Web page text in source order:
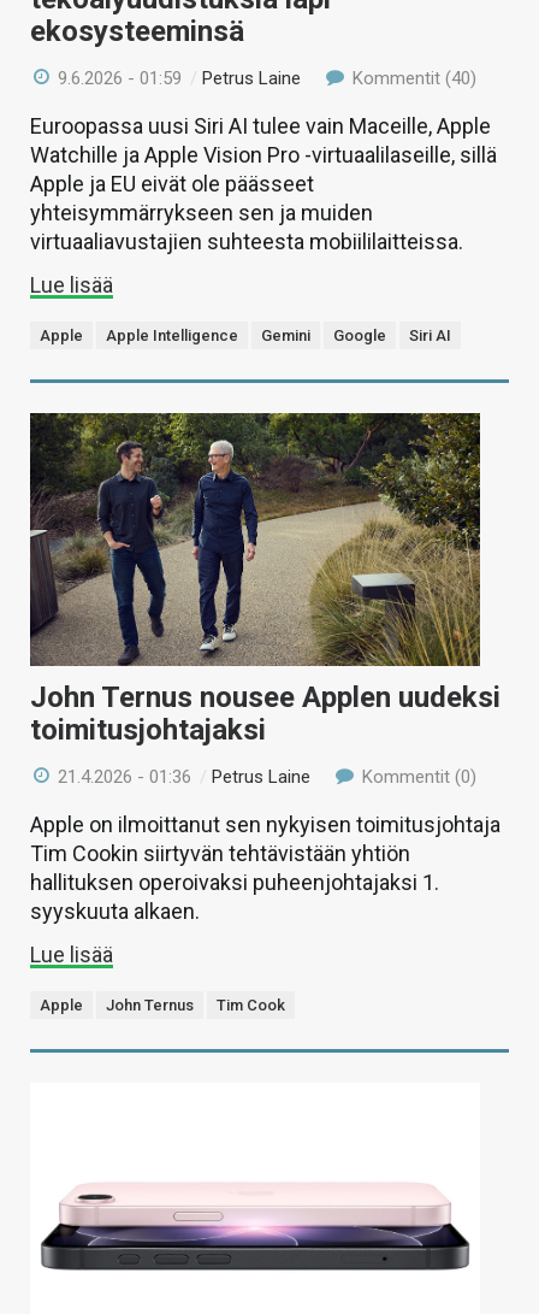
ekosysteeminsä
9.6.2026 - 01:59 /Petrus Laine Kommentit (40)
Euroopassa uusi Siri AI tulee vain Maceille, Apple
Watchille ja Apple Vision Pro -virtuaalilaseille, sillä
Apple ja EU eivät ole päässeet
yhteisymmärrykseen sen ja muiden
virtuaaliavustajien suhteesta mobiililaitteissa.
Lue lisää
Apple Apple Intelligence Gemini Google Siri AI
John Ternus nousee Applen uudeksi
toimitusjohtajaksi
21.4.2026 - 01:36 / Petrus Laine Kommentit (0)
Apple on ilmoittanut sen nykyisen toimitusjohtaja
Tim Cookin siirtyvän tehtävistään yhtiön
hallituksen operoivaksi puheenjohtajaksi 1.
syyskuuta alkaen.
Lue lisää
Apple John Ternus Tim Cook